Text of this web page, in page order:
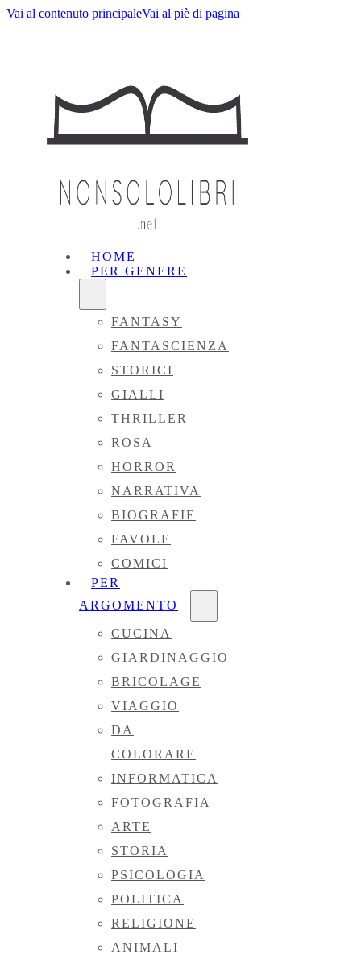
Vai al contenuto principaleVai al piè di pagina
HOME
PER GENERE
FANTASY
FANTASCIENZA
STORICI
GIALLI
THRILLER
ROSA
HORROR
NARRATIVA
BIOGRAFIE
FAVOLE
COMICI
PER
ARGOMENTO
CUCINA
GIARDINAGGIO
BRICOLAGE
VIAGGIO
DA
COLORARE
INFORMATICA
FOTOGRAFIA
ARTE
STORIA
PSICOLOGIA
POLITICA
RELIGIONE
ANIMALI